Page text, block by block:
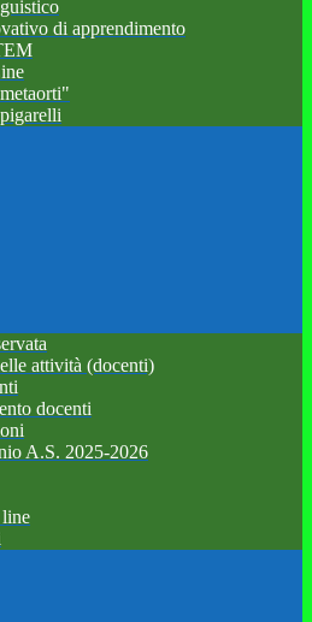
di apprendimento
attività (docenti)
docenti
A.S. 2025-2026